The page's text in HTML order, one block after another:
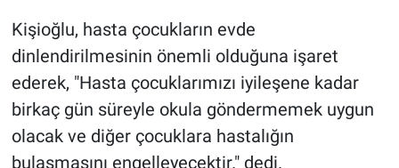
Kişioğlu, hasta çocukların evde
dinlendirilmesinin önemli olduğuna işaret
ederek, "Hasta çocuklarımızı iyileşene kadar
birkaç gün süreyle okula göndermemek uygun
olacak ve diğer çocuklara hastalığın
bulaşmasını engelleyecektir." dedi.